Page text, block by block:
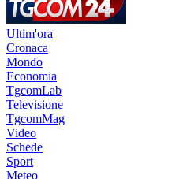
Ultim'ora
Cronaca
Mondo
Economia
TgcomLab
Televisione
TgcomMag
Video
Schede
Sport
Meteo